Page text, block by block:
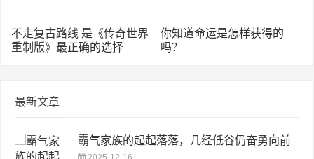
不走复古路线 是《传奇世界
重制版》最正确的选择
你知道命运是怎样获得的
吗？
最新文章
霸气家族的起起落落，几经低谷仍奋勇向前